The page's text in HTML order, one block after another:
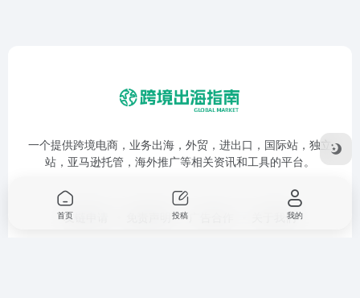
一个提供跨境电商，业务出海，外贸，进出口，国际站，独立
站，亚马逊托管，海外推广等相关资讯和工具的平台。
友链申请 关于我们
首页 投稿 我的